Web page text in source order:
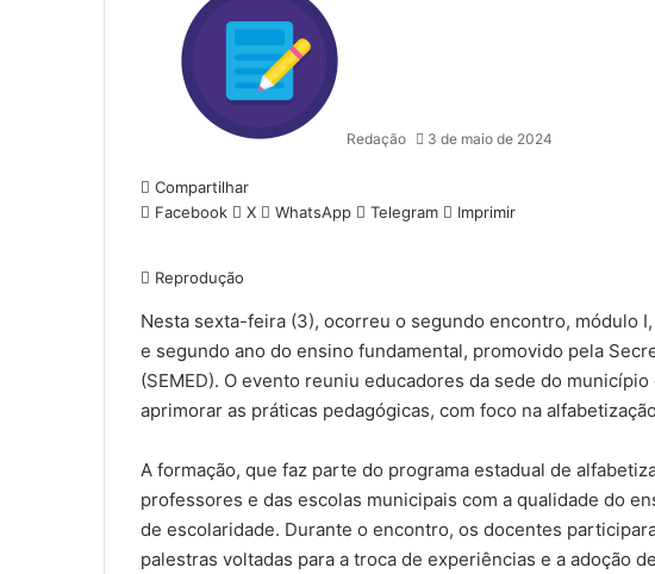
Redação 3 de maio de 2024
Compartilhar
Facebook
X WhatsApp Telegram Imprimir
Reprodução
Nesta sexta-feira (3), ocorreu o segundo encontro, módulo
e segundo ano do ensino fundamental, promovido pela
(SEMED). O evento reuniu educadores da sede do
aprimorar as práticas pedagógicas, com foco na
A formação, que faz parte do programa estadual de
professores e das escolas municipais com a qualidade do
de escolaridade. Durante o encontro, os docentes
palestras voltadas para a troca de experiências e a adoção